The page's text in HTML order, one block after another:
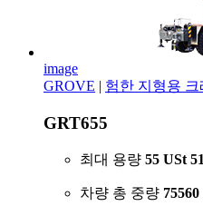
image
GROVE | 험한 지형용 크
GRT655
최대 용량 55 USt
차량 총 중량 75560